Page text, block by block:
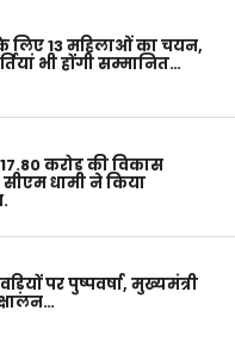
लिए 13 महिलाओं का चयन,
भी होंगी सम्मानित…
करोड़ की विकास
धामी ने किया
पर पुष्पवर्षा, मुख्यमंत्री